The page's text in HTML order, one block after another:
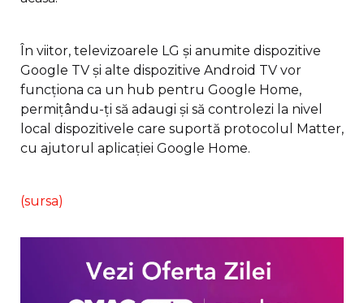
În viitor, televizoarele LG și anumite dispozitive
Google TV și alte dispozitive Android TV vor
funcționa ca un hub pentru Google Home,
permițându-ți să adaugi și să controlezi la nivel
local dispozitivele care suportă protocolul Matter,
cu ajutorul aplicației Google Home.
(sursa)